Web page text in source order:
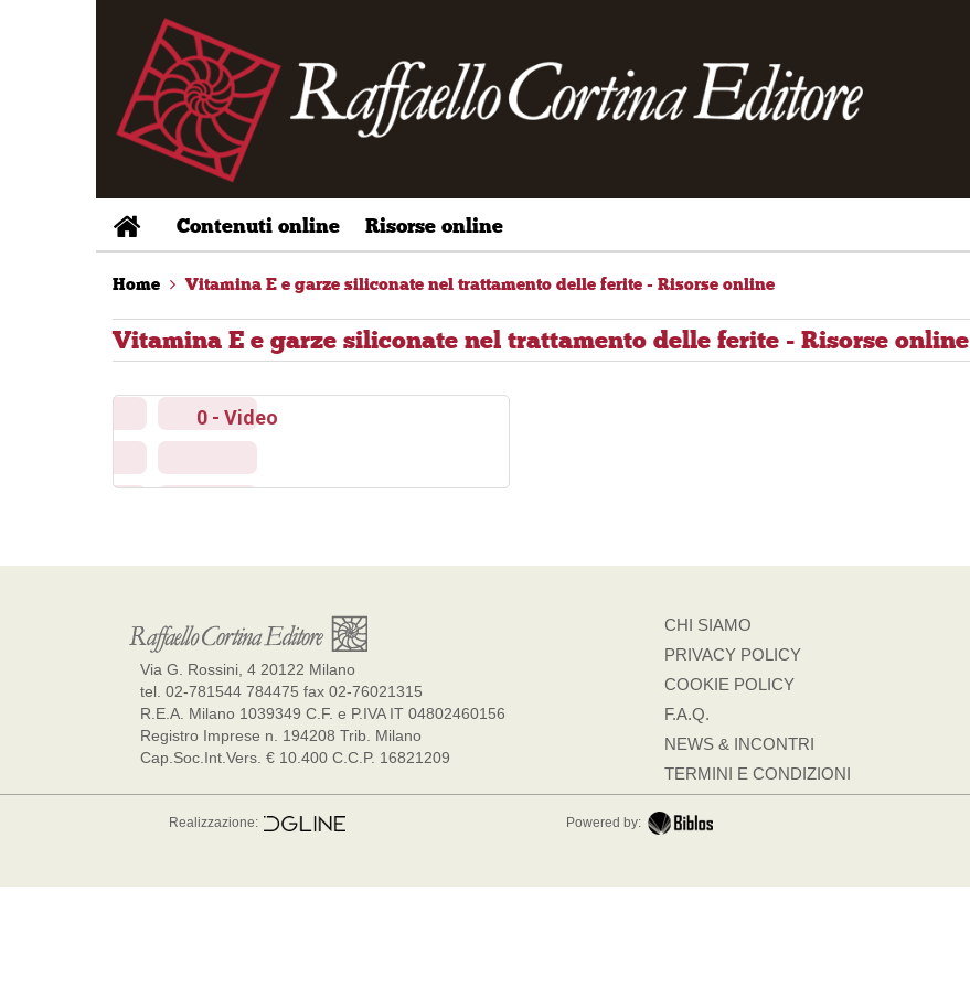
Contenuti online Risorse online
Home Vitamina E e garze siliconate nel trattamento delle ferite - Risorse online
Vitamina E e garze siliconate nel trattamento delle ferite - Risorse online
0 - Video
Via G. Rossini, 4 20122 Milano
tel. 02-781544 784475 fax 02-76021315
R.E.A. Milano 1039349 C.F. e P.IVA IT 04802460156
Registro Imprese n. 194208 Trib. Milano
Cap.Soc.Int.Vers. € 10.400 C.C.P. 16821209
CHI SIAMO
PRIVACY POLICY
COOKIE POLICY
F.A.Q.
NEWS & INCONTRI
TERMINI E CONDIZIONI
Realizzazione: Powered by: